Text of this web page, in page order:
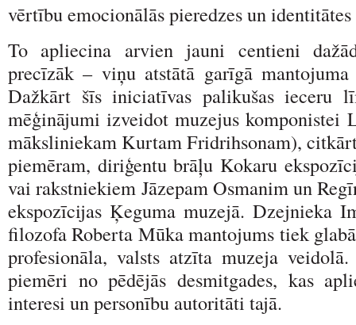
vērtību emocionālās pieredzes un identitātes
To apliecina arvien jauni centieni
precīzāk – viņu atstātā garīgā mantojuma
Dažkārt šīs iniciatīvas palikušas ieceru
mēģinājumi izveidot muzejus komponistei
māksliniekam Kurtam Fridrihsonam),
piemēram, diriģentu brāļu Kokaru
vai rakstniekiem Jāzepam Osmanim un
ekspozīcijas Ķeguma muzejā. Dzejnieka
filozofa Roberta Mūka mantojums tiek
profesionāla, valsts atzīta muzeja
piemēri no pēdējās desmitgades, kas
interesi un personību autoritāti tajā.